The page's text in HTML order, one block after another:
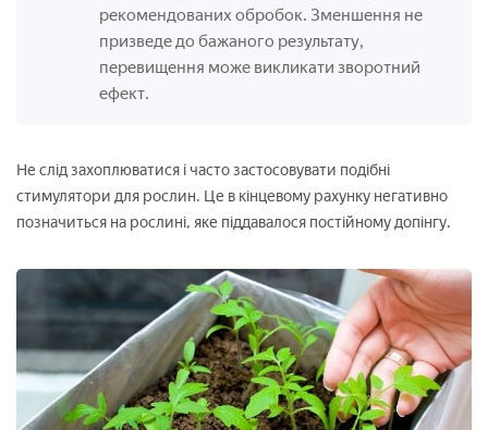
рекомендованих обробок. Зменшення не
призведе до бажаного результату,
перевищення може викликати зворотний
ефект.
Не слід захоплюватися і часто застосовувати подібні
стимулятори для рослин. Це в кінцевому рахунку негативно
позначиться на рослині, яке піддавалося постійному допінгу.